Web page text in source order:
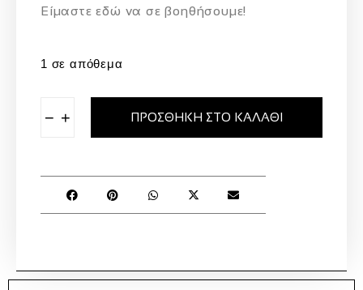
Eίμαστε εδώ να σε βοηθήσουμε!
1 σε απόθεμα
− + ΠΡΟΣΘΉΚΗ ΣΤΟ ΚΑΛΆΘΙ